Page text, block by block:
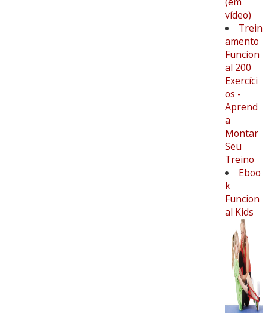
vídeo)
Trein
amento
Funcion
al 200
Exercíci
os -
Aprend
a
Montar
Seu
Treino
Eboo
k
Funcion
al Kids